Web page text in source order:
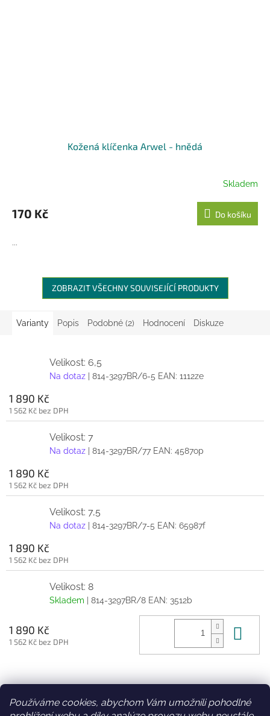
Používáme cookies, abychom Vám umožnili pohodlné
Kožená klíčenka Arwel - hnědá
Skladem
170 Kč Do košíku
...
ZOBRAZIT VŠECHNY SOUVISEJÍCÍ PRODUKTY
Varianty Popis Podobné (2) Hodnocení Diskuze
Velikost: 6,5
Na dotaz | 814-3297BR/6-5 EAN: 1112ze
1 890 Kč
1 562 Kč bez DPH
Velikost: 7
Na dotaz | 814-3297BR/77 EAN: 4587op
1 890 Kč
1 562 Kč bez DPH
Velikost: 7,5
Na dotaz | 814-3297BR/7-5 EAN: 65987f
1 890 Kč
1 562 Kč bez DPH
Velikost: 8
Skladem | 814-3297BR/8 EAN: 3512b
1 890 Kč
1 562 Kč bez DPH
Z
Facebook Věrnostní slevy